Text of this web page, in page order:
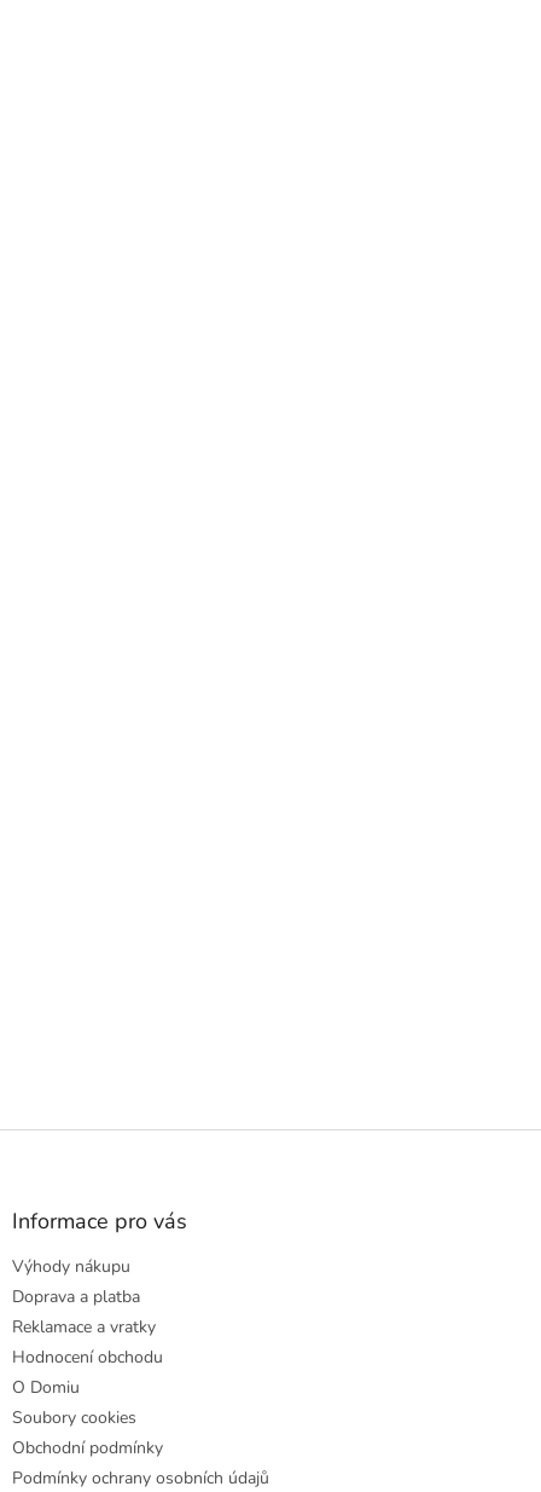
Z
Informace pro vás
Výhody nákupu
Doprava a platba
Reklamace a vratky
Hodnocení obchodu
O Domiu
Soubory cookies
Obchodní podmínky
Podmínky ochrany osobních údajů